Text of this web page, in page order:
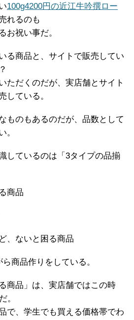
100g4200円の近江牛吟撰ロー
れるのも
お祝い事だ。
る商品と、サイトで販売してい
ただくのだが、実店舗とサイト
している。
ものもあるのだが、品数として
。
しているのは「3タイプの品揃
商品
、ないと困る商品
商品作りをしている。
商品」は、実店舗ではこの時
。
で、学生でも買える価格帯でわ